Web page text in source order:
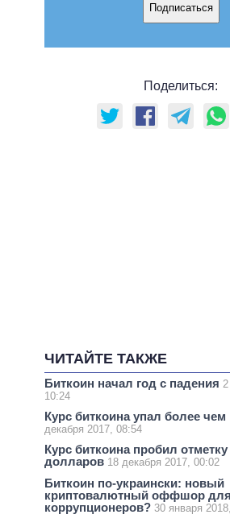
Подписаться
Поделиться:
ЧИТАЙТЕ ТАКЖЕ
Биткоин начал год с падения
10:24
Курс биткоина упал более чем
декабря 2017, 08:54
Курс биткоина пробил
долларов 18 декабря 2017, 00:02
Биткоин по-украински: новый
криптовалютный оффшор для
коррупционеров? 30 января